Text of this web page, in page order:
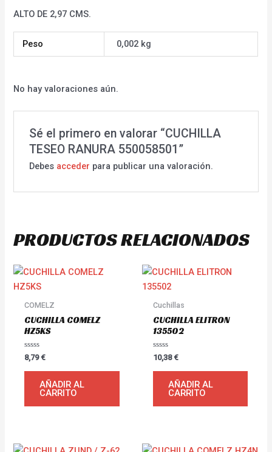
ALTO DE 2,97 CMS.
Peso 0,002 kg
No hay valoraciones aún.
Sé el primero en valorar “CUCHILLA
TESEO RANURA 550058501”
Debes acceder para publicar una valoración.
PRODUCTOS RELACIONADOS
COMELZ
CUCHILLA COMELZ
HZ5KS
Valorado
con
0
8,79€
AÑADIR AL
CARRITO
Cuchillas
CUCHILLA ELITRON
135502
Valorado
con
0
10,38€
AÑADIR AL
CARRITO